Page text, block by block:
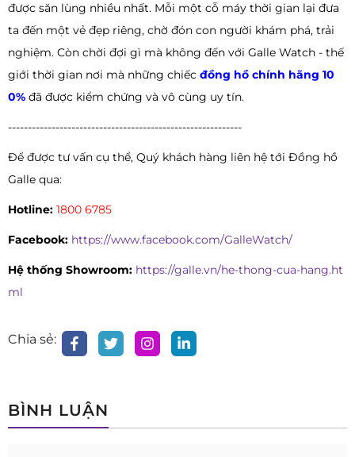
được săn lùng nhiều nhất. Mỗi một cỗ máy thời gian lại đưa
ta đến một vẻ đẹp riêng, chờ đón con người khám phá, trải
nghiệm. Còn chời đợi gì mà không đến với Galle Watch - thế
giới thời gian nơi mà những chiếc đồng hồ chính hãng 10
0% đã được kiểm chứng và vô cùng uy tín.
-----------------------------------------------------------
Để được tư vấn cụ thể, Quý khách hàng liên hệ tới Đồng hồ
Galle qua:
Hotline: 1800 6785
Facebook: https://www.facebook.com/GalleWatch/
Hệ thống Showroom: https://galle.vn/he-thong-cua-hang.ht
ml
Chia sẻ:
BÌNH LUẬN